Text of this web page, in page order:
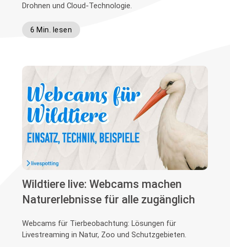
Drohnen und Cloud-Technologie.
6 Min. lesen
Wildtiere live: Webcams machen
Naturerlebnisse für alle zugänglich
Webcams für Tierbeobachtung: Lösungen für
Livestreaming in Natur, Zoo und Schutzgebieten.